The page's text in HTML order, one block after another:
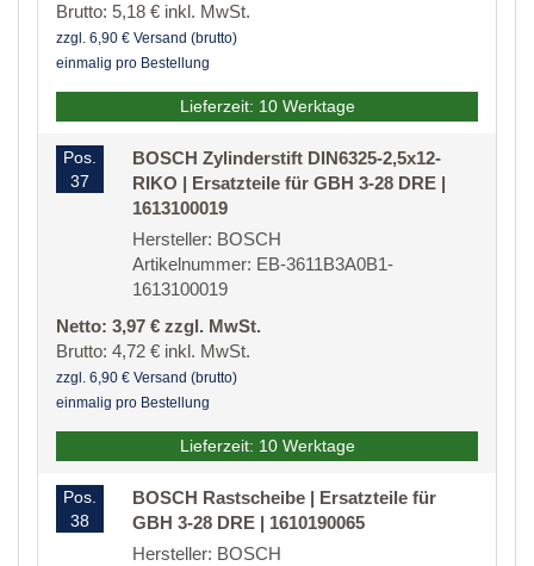
Brutto: 5,18 € inkl. MwSt.
zzgl. 6,90 € Versand (brutto)
einmalig pro Bestellung
Lieferzeit: 10 Werktage
Pos.
37
BOSCH Zylinderstift DIN6325-2,5x12-
RIKO | Ersatzteile für GBH 3-28 DRE |
1613100019
Hersteller: BOSCH
Artikelnummer: EB-3611B3A0B1-
1613100019
Netto: 3,97 € zzgl. MwSt.
Brutto: 4,72 € inkl. MwSt.
zzgl. 6,90 € Versand (brutto)
einmalig pro Bestellung
Lieferzeit: 10 Werktage
Pos.
38
BOSCH Rastscheibe | Ersatzteile für
GBH 3-28 DRE | 1610190065
Hersteller: BOSCH